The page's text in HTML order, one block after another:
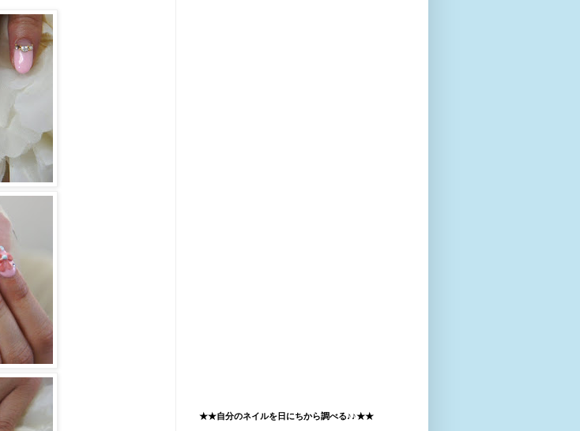
★★自分のネイルを日にちから調べる♪♪★★